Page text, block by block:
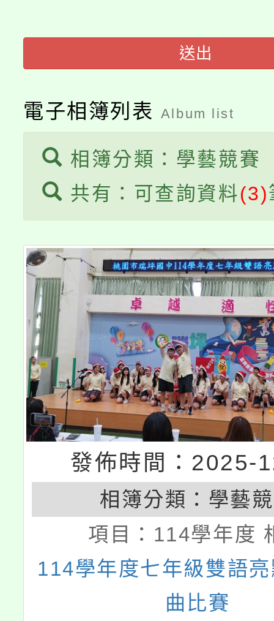
桃園市115學年度學生
生本土語及新住民語歌
公告本校115學年度第
代理(課)教師甄選結果(
公告本校115學年度第
代理(課)教師甄選結果(
轉知中國文化大學推廣
《TA101》溝通分析基
程，歡迎學生輔導中心
系所師生報名參加。
送出
電子相簿列表 Album list
相簿分類：學藝競賽
共有：可查詢資料(3)
發佈時間：2025-
相簿分類： 學藝
項目： 114學年度
114學年度七年級雙語
曲比賽